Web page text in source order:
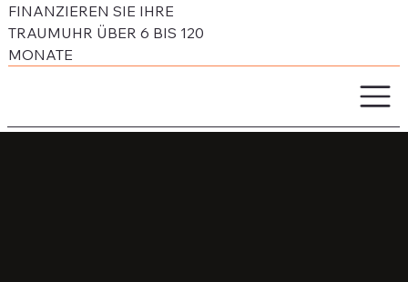
FINANZIEREN SIE IHRE
TRAUMUHR ÜBER 6 BIS 120
MONATE